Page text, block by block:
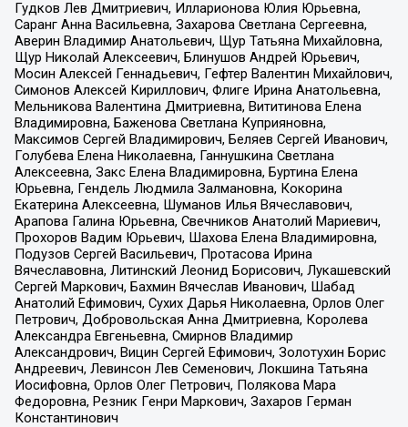
Гудков Лев Дмитриевич, Илларионова Юлия Юрьевна,
Саранг Анна Васильевна, Захарова Светлана Сергеевна,
Аверин Владимир Анатольевич, Щур Татьяна Михайловна,
Щур Николай Алексеевич, Блинушов Андрей Юрьевич,
Мосин Алексей Геннадьевич, Гефтер Валентин Михайлович,
Симонов Алексей Кириллович, Флиге Ирина Анатольевна,
Мельникова Валентина Дмитриевна, Вититинова Елена
Владимировна, Баженова Светлана Куприяновна,
Максимов Сергей Владимирович, Беляев Сергей Иванович,
Голубева Елена Николаевна, Ганнушкина Светлана
Алексеевна, Закс Елена Владимировна, Буртина Елена
Юрьевна, Гендель Людмила Залмановна, Кокорина
Екатерина Алексеевна, Шуманов Илья Вячеславович,
Арапова Галина Юрьевна, Свечников Анатолий Мариевич,
Прохоров Вадим Юрьевич, Шахова Елена Владимировна,
Подузов Сергей Васильевич, Протасова Ирина
Вячеславовна, Литинский Леонид Борисович, Лукашевский
Сергей Маркович, Бахмин Вячеслав Иванович, Шабад
Анатолий Ефимович, Сухих Дарья Николаевна, Орлов Олег
Петрович, Добровольская Анна Дмитриевна, Королева
Александра Евгеньевна, Смирнов Владимир
Александрович, Вицин Сергей Ефимович, Золотухин Борис
Андреевич, Левинсон Лев Семенович, Локшина Татьяна
Иосифовна, Орлов Олег Петрович, Полякова Мара
Федоровна, Резник Генри Маркович, Захаров Герман
Константинович